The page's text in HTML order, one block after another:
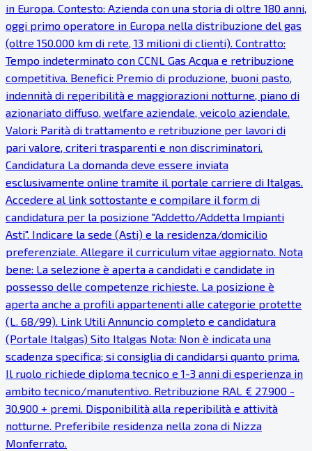
in Europa. Contesto: Azienda con una storia di oltre 180 anni,
oggi primo operatore in Europa nella distribuzione del gas
(oltre 150.000 km di rete, 13 milioni di clienti). Contratto:
Tempo indeterminato con CCNL Gas Acqua e retribuzione
competitiva. Benefici: Premio di produzione, buoni pasto,
indennità di reperibilità e maggiorazioni notturne, piano di
azionariato diffuso, welfare aziendale, veicolo aziendale.
Valori: Parità di trattamento e retribuzione per lavori di
pari valore, criteri trasparenti e non discriminatori.
Candidatura La domanda deve essere inviata
esclusivamente online tramite il portale carriere di Italgas.
Accedere al link sottostante e compilare il form di
candidatura per la posizione "Addetto/Addetta Impianti
Asti". Indicare la sede (Asti) e la residenza/domicilio
preferenziale. Allegare il curriculum vitae aggiornato. Nota
bene: La selezione è aperta a candidati e candidate in
possesso delle competenze richieste. La posizione è
aperta anche a profili appartenenti alle categorie protette
(L. 68/99). Link Utili Annuncio completo e candidatura
(Portale Italgas) Sito Italgas Nota: Non è indicata una
scadenza specifica; si consiglia di candidarsi quanto prima.
Il ruolo richiede diploma tecnico e 1-3 anni di esperienza in
ambito tecnico/manutentivo. Retribuzione RAL € 27.900 -
30.900 + premi. Disponibilità alla reperibilità e attività
notturne. Preferibile residenza nella zona di Nizza
Monferrato.